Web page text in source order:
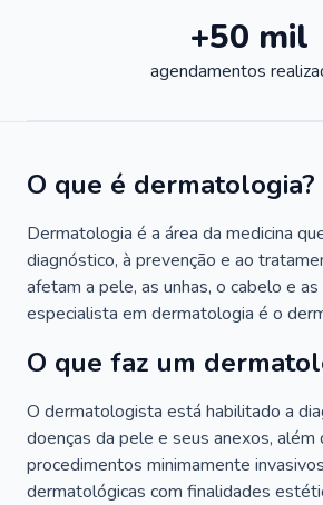
+50 mil
agendamentos
O que é dermatologia?
Dermatologia é a área da medicina
diagnóstico, à prevenção e ao
afetam a pele, as unhas, o cabelo e
especialista em dermatologia é o
O que faz um
O dermatologista está habilitado a
doenças da pele e seus anexos, além
procedimentos minimamente
dermatológicas com finalidades